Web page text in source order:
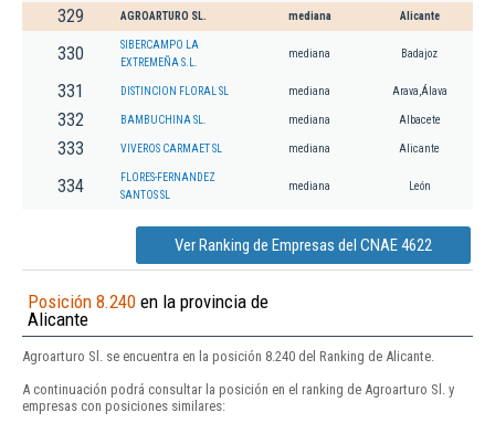
329 AGROARTURO SL. mediana Alicante
330
SIBERCAMPO LA
EXTREMEÑA S.L.
mediana Badajoz
331 DISTINCION FLORAL SL mediana Arava,Álava
332 BAMBUCHINA SL. mediana Albacete
333 VIVEROS CARMAET SL mediana Alicante
334
FLORES-FERNANDEZ
SANTOS SL
mediana León
Ver Ranking de Empresas del CNAE 4622
Posición 8.240 en la provincia de
Alicante
Agroarturo Sl. se encuentra en la posición 8.240 del Ranking de Alicante.
A continuación podrá consultar la posición en el ranking de Agroarturo Sl. y
empresas con posiciones similares: